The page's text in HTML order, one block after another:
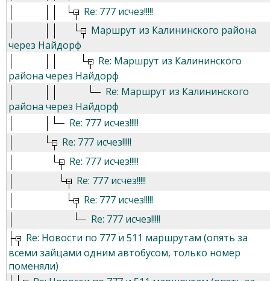
Re: 777 исчез!!!!!
Маршрут из Калининского района
через Найдорф
Re: Маршрут из Калининского
района через Найдорф
Re: Маршрут из Калининского
района через Найдорф
Re: 777 исчез!!!!!
Re: 777 исчез!!!!!
Re: 777 исчез!!!!!
Re: 777 исчез!!!!!
Re: 777 исчез!!!!!
Re: 777 исчез!!!!!
Re: Новости по 777 и 511 маршрутам (опять за
всеми зайцами одним автобусом, только номер
поменяли)